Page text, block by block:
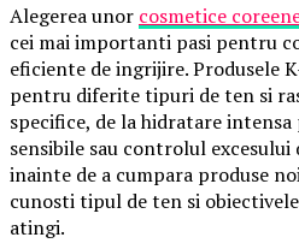
Alegerea unor cosmetice
cei mai importanti pasi pentru
eficiente de ingrijire. Produsele
pentru diferite tipuri de ten si
specifice, de la hidratare
sensibile sau controlul excesului
inainte de a cumpara produse
cunosti tipul de ten si
atingi.